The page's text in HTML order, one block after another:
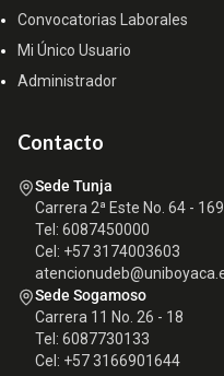
Convocatorias Laborales
Mi Único Usuario
Administrador
Contacto
Sede Tunja
Carrera 2ª Este No. 64 - 169
Tel: 6087450000
Cel: +57 3174003603
Sede Sogamoso
Carrera 11 No. 26 - 18
Tel: 6087730133
Cel: +57 3166901644